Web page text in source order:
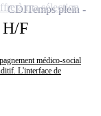
F
médico-social
L'interface de
CDITemps plein
à ma sélection